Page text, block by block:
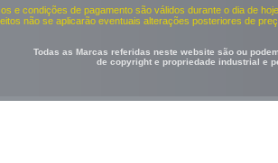
e condições de pagamento são válidos durante o dia de
não se aplicarão eventuais alterações posteriores de
Todas as Marcas referidas neste website são ou
de copyright e propriedade industrial e